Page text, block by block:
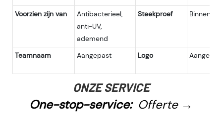
Voorzien zijn van
Antibacterieel,
anti-UV,
ademend
Steekproef Binnen 7
Teamnaam Aangepast Logo
ONZE SERVICE
One-stop-service: Offerte →